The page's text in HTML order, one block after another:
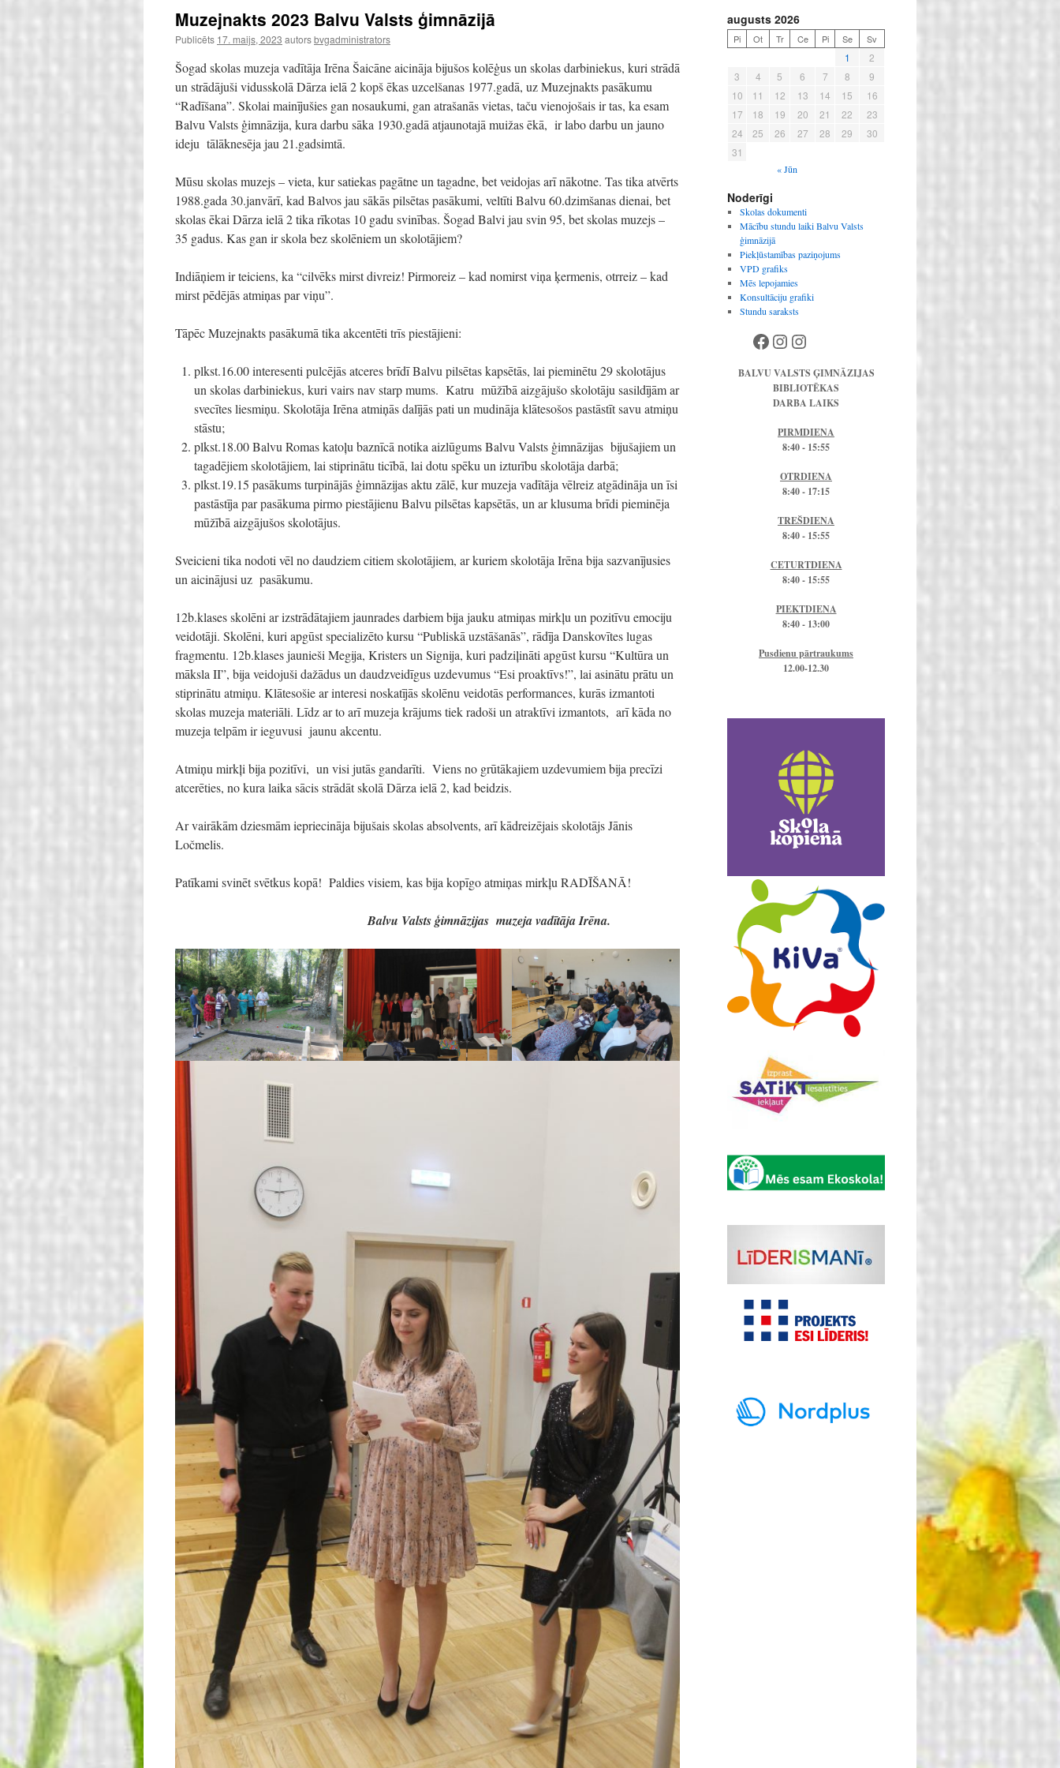
Muzejnakts 2023 Balvu Valsts ģimnāzijā
Publicēts 17. maijs, 2023 autorsbvgadministrators
Šogad skolas muzeja vadītāja Irēna Šaicāne aicināja bijušos kolēģus un skolas darbiniekus, kuri strādā
un strādājuši vidusskolā Dārza ielā 2 kopš ēkas uzcelšanas 1977.gadā, uz Muzejnakts pasākumu
“Radīšana”. Skolai mainījušies gan nosaukumi, gan atrašanās vietas, taču vienojošais ir tas, ka esam
Balvu Valsts ģimnāzija, kura darbu sāka 1930.gadā atjaunotajā muižas ēkā, ir labo darbu un jauno
ideju tālāknesēja jau 21.gadsimtā.
Mūsu skolas muzejs – vieta, kur satiekas pagātne un tagadne, bet veidojas arī nākotne. Tas tika atvērts
1988.gada 30.janvārī, kad Balvos jau sākās pilsētas pasākumi, veltīti Balvu 60.dzimšanas dienai, bet
skolas ēkai Dārza ielā 2 tika rīkotas 10 gadu svinības. Šogad Balvi jau svin 95, bet skolas muzejs –
35 gadus. Kas gan ir skola bez skolēniem un skolotājiem?
Indiāņiem ir teiciens, ka “cilvēks mirst divreiz! Pirmoreiz – kad nomirst viņa ķermenis, otrreiz – kad
mirst pēdējās atmiņas par viņu”.
Tāpēc Muzejnakts pasākumā tika akcentēti trīs piestājieni:
plkst.16.00 interesenti pulcējās atceres brīdī Balvu pilsētas kapsētās, lai pieminētu 29 skolotājus
un skolas darbiniekus, kuri vairs nav starp mums. Katru mūžībā aizgājušo skolotāju sasildījām ar
svecītes liesmiņu. Skolotāja Irēna atmiņās dalījās pati un mudināja klātesošos pastāstīt savu atmiņu
stāstu;
plkst.18.00 Balvu Romas katoļu baznīcā notika aizlūgums Balvu Valsts ģimnāzijas bijušajiem un
tagadējiem skolotājiem, lai stiprinātu ticībā, lai dotu spēku un izturību skolotāja darbā;
plkst.19.15 pasākums turpinājās ģimnāzijas aktu zālē, kur muzeja vadītāja vēlreiz atgādināja un īsi
pastāstīja par pasākuma pirmo piestājienu Balvu pilsētas kapsētās, un ar klusuma brīdi pieminēja
mūžībā aizgājušos skolotājus.
Sveicieni tika nodoti vēl no daudziem citiem skolotājiem, ar kuriem skolotāja Irēna bija sazvanījusies
un aicinājusi uz pasākumu.
12b.klases skolēni ar izstrādātajiem jaunrades darbiem bija jauku atmiņas mirkļu un pozitīvu emociju
veidotāji. Skolēni, kuri apgūst specializēto kursu “Publiskā uzstāšanās”, rādīja Danskovītes lugas
fragmentu. 12b.klases jaunieši Megija, Kristers un Signija, kuri padziļināti apgūst kursu “Kultūra un
māksla II”, bija veidojuši dažādus un daudzveidīgus uzdevumus “Esi proaktīvs!”, lai asinātu prātu un
stiprinātu atmiņu. Klātesošie ar interesi noskatījās skolēnu veidotās performances, kurās izmantoti
skolas muzeja materiāli. Līdz ar to arī muzeja krājums tiek radoši un atraktīvi izmantots, arī kāda no
muzeja telpām ir ieguvusi jaunu akcentu.
Atmiņu mirkļi bija pozitīvi, un visi jutās gandarīti. Viens no grūtākajiem uzdevumiem bija precīzi
atcerēties, no kura laika sācis strādāt skolā Dārza ielā 2, kad beidzis.
Ar vairākām dziesmām iepriecināja bijušais skolas absolvents, arī kādreizējais skolotājs Jānis
Ločmelis.
Patīkami svinēt svētkus kopā! Paldies visiem, kas bija kopīgo atmiņas mirkļu RADĪŠANĀ!
Balvu Valsts ģimnāzijas muzeja vadītāja Irēna.
augusts 2026
Pi Ot Tr Ce Pi Se Sv
1
2
3
4 5 6 7 8
9
10
11 12 13 14 15
16
17
18 19 20 21 22
23
24
25 26 27 28 29
30
31
« Jūn
Noderīgi
Skolas dokumenti
Mācību stundu laiki Balvu Valsts
ģimnāzijā
Piekļūstamības paziņojums
VPD grafiks
Mēs lepojamies
Konsultāciju grafiki
Stundu saraksts
Facebook
Instagram
Instagram
BALVU VALSTS ĢIMNĀZIJAS
BIBLIOTĒKAS
DARBA LAIKS
PIRMDIENA
8:40 - 15:55
OTRDIENA
8:40 - 17:15
TREŠDIENA
8:40 - 15:55
CETURTDIENA
8:40 - 15:55
PIEKTDIENA
8:40 - 13:00
Pusdienu pārtraukums
12.00-12.30